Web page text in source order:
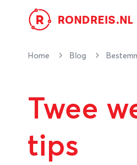
R RONDREIS.NL
Home Blog
Twee
tips